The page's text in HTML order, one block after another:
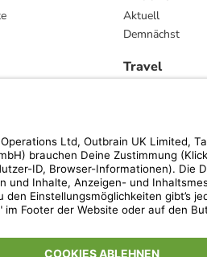
Aktuell
Demnächst
Travel
beziehen sich auf den
findest Du unterwww.limango.de/